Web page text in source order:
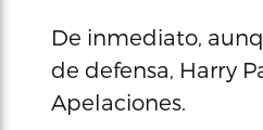
De inmediato,
de defensa, Harry
Apelaciones.